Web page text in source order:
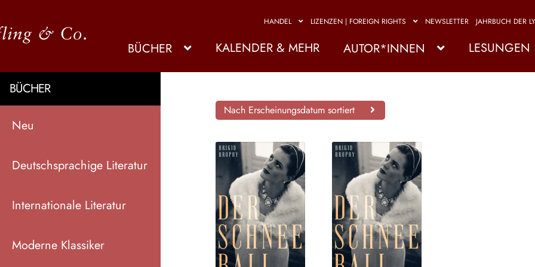
HANDEL LIZENZEN | FOREIGN RIGHTS NEWSLETTER JAHRBUCH DER
BÜCHER KALENDER & MEHR AUTOR*INNEN LESUNGEN
BÜCHER
Neu
Deutschsprachige Literatur
Internationale Literatur
Moderne Klassiker
Nach Erscheinungsdatum sortiert